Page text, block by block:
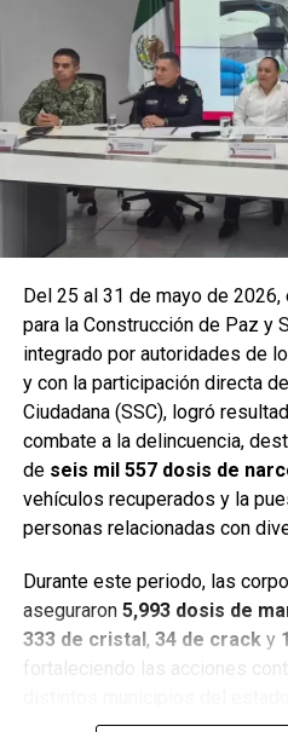
hechos delictivos. Además,
revisiones preventivasa
vehiculares, reforzando la
y puntos de alta movilidad.
Entre las acciones
relevantes en
Benito Juárez,
donde autoridades federales y
narcóticos, vehículos y
aprehensión contra personas
con delitos de alto impacto.
Del 25 al 31 de mayo de 2026,
para la Construcción de Paz y
integrado por autoridades de
y con la participación directa
Ciudadana (SSC), logró
combate a la delincuencia,
de seis mil 557 dosis de
vehículos recuperados y la
personas relacionadas con
Durante este periodo, las
aseguraron 5,993 dosis de
333 de cristal, 34 de crack y
fortaleciendo las acciones
seis armas cortas, una